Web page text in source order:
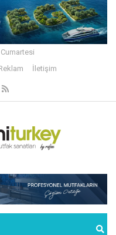
İletişim